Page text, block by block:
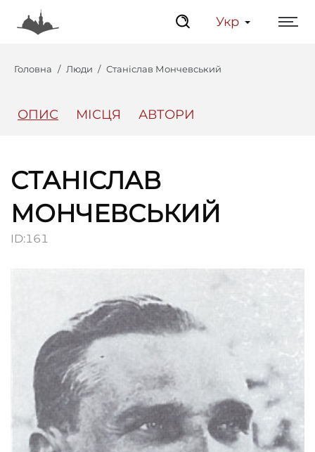
Укр
Головна Люди Станіслав Мончевський
ОПИС МІСЦЯ АВТОРИ
СТАНІСЛАВ
МОНЧЕВСЬКИЙ
ID:161